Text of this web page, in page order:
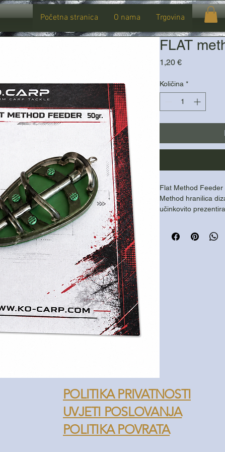
Početna stranica O nama Trgovina
FLAT
1,20 €Cijena
Količina *
Flat Method Feeder
Method hranilica
učinkovito
Stabilno leži na
Idealna za method
POLITIKA PRIVATNOSTI
UVJETI POSLOVANJA
POLITIKA POVRATA